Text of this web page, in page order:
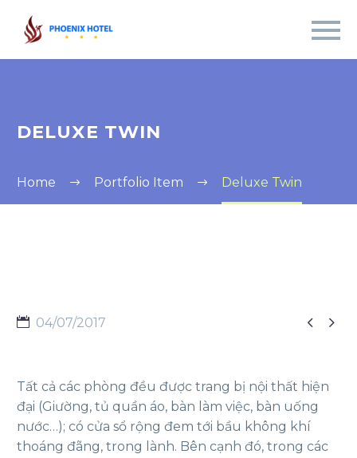
DELUXE TWIN
Home Portfolio Item Deluxe Twin
 
04/07/2017
Tất cả các phòng đều được trang bị nội thất hiện
đại (Giường, tủ quần áo, bàn làm việc, bàn uống
nước…); có cửa sổ rộng đem tới bầu không khí
thoáng đãng, trong lành. Bên cạnh đó, trong các